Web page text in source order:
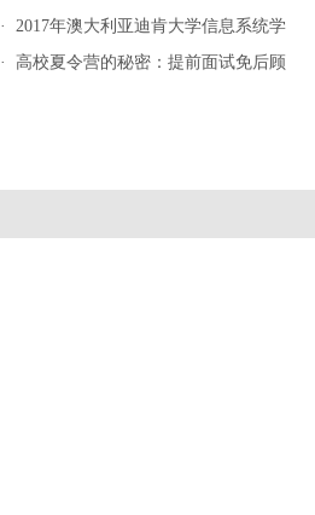
· 2017年澳大利亚迪肯大学信息系统学
· 高校夏令营的秘密：提前面试免后顾